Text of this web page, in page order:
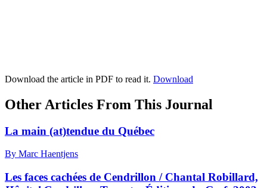
Download the article in PDF to read it. Download
Other Articles From This Journal
La main (at)tendue du Québec
By Marc Haentjens
Les faces cachées de Cendrillon / Chantal Robillard,